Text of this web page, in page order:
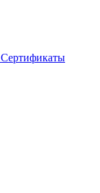
Сертификаты